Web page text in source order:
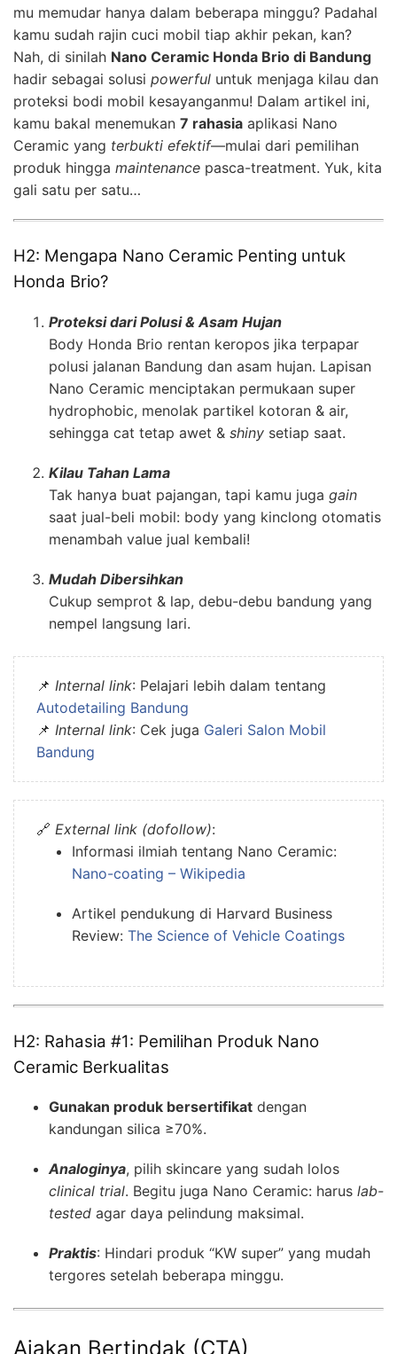
mu memudar hanya dalam beberapa minggu? Padahal
kamu sudah rajin cuci mobil tiap akhir pekan, kan?
Nah, di sinilah Nano Ceramic Honda Brio di Bandung
hadir sebagai solusi powerful untuk menjaga kilau dan
proteksi bodi mobil kesayanganmu! Dalam artikel ini,
kamu bakal menemukan 7 rahasia aplikasi Nano
Ceramic yang terbukti efektif—mulai dari pemilihan
produk hingga maintenance pasca-treatment. Yuk, kita
gali satu per satu…
H2: Mengapa Nano Ceramic Penting untuk
Honda Brio?
Proteksi dari Polusi & Asam Hujan
Body Honda Brio rentan keropos jika terpapar
polusi jalanan Bandung dan asam hujan. Lapisan
Nano Ceramic menciptakan permukaan super
hydrophobic, menolak partikel kotoran & air,
sehingga cat tetap awet & shiny setiap saat.
Kilau Tahan Lama
Tak hanya buat pajangan, tapi kamu juga gain
saat jual-beli mobil: body yang kinclong otomatis
menambah value jual kembali!
Mudah Dibersihkan
Cukup semprot & lap, debu-debu bandung yang
nempel langsung lari.
📌 Internal link: Pelajari lebih dalam tentang
Autodetailing Bandung
📌 Internal link: Cek juga Galeri Salon Mobil
Bandung
🔗 External link (dofollow):
Informasi ilmiah tentang Nano Ceramic:
Nano-coating – Wikipedia
Artikel pendukung di Harvard Business
Review: The Science of Vehicle Coatings
H2: Rahasia #1: Pemilihan Produk Nano
Ceramic Berkualitas
Gunakan produk bersertifikat dengan
kandungan silica ≥70%.
Analoginya, pilih skincare yang sudah lolos
clinical trial. Begitu juga Nano Ceramic: harus lab-
tested agar daya pelindung maksimal.
Praktis: Hindari produk “KW super” yang mudah
tergores setelah beberapa minggu.
Ajakan Bertindak (CTA)